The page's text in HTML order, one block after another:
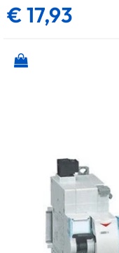
€ 17,93
Quantità